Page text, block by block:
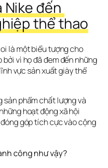
đến
thể thao
là một biểu tượng cho
vì họ đã đem đến những
vực sản xuất giày thể
sản phẩm chất lượng và
hoạt động xã hội
góp tích cực vào cộng
công như vậy?